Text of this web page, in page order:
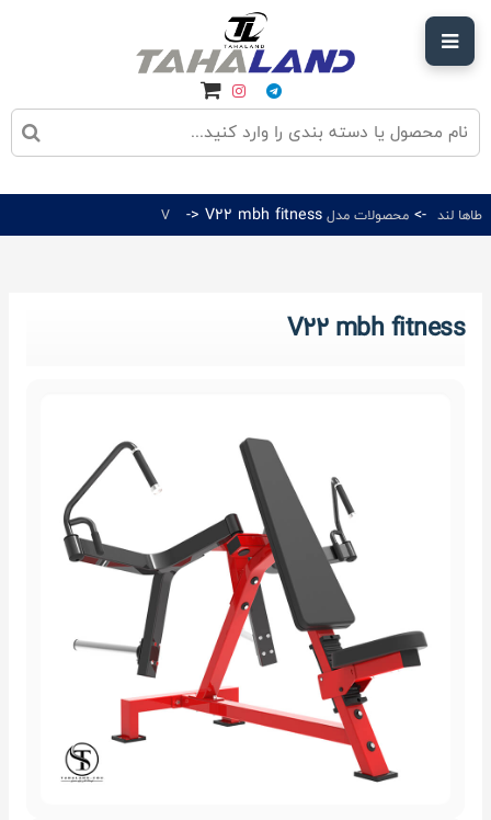
طاها لند -> محصولات مدل V-> V22 mbh fitness
V22 mbh fitness